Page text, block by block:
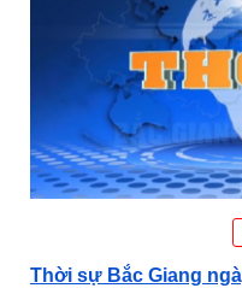
Thời sự Bắc Giang